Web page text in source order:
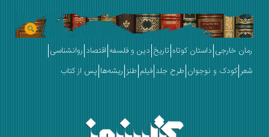
خارجی داستان کوتاه تاریخ دین و فلسفه اقتصاد روانشناسی
کودک و نوجوان طرح جلد فیلم طنز ریشه‌ها پس از کتاب